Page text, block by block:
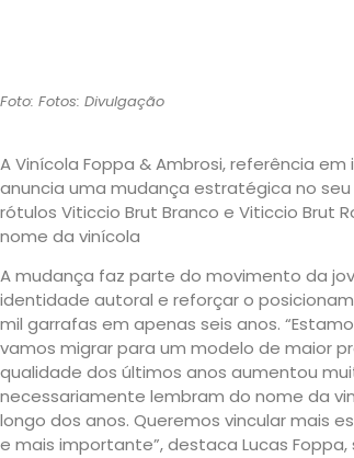
Foto: Fotos: Divulgação
A Vinícola Foppa & Ambrosi, referência
anuncia uma mudança estratégica no
rótulos Viticcio Brut Branco e Viticcio Brut
nome da vinícola
A mudança faz parte do movimento da
identidade autoral e reforçar o
mil garrafas em apenas seis anos.
vamos migrar para um modelo de maior
qualidade dos últimos anos aumentou
necessariamente lembram do nome da
longo dos anos. Queremos vincular mais
e mais importante”, destaca Lucas